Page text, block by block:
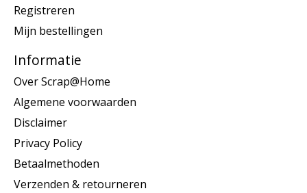
Registreren
Mijn bestellingen
Informatie
Over Scrap@Home
Algemene voorwaarden
Disclaimer
Privacy Policy
Betaalmethoden
Verzenden & retourneren